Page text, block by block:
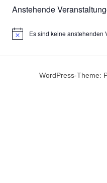
Anstehende
HinweisEs sind keine anstehenden
WordPress-Theme: